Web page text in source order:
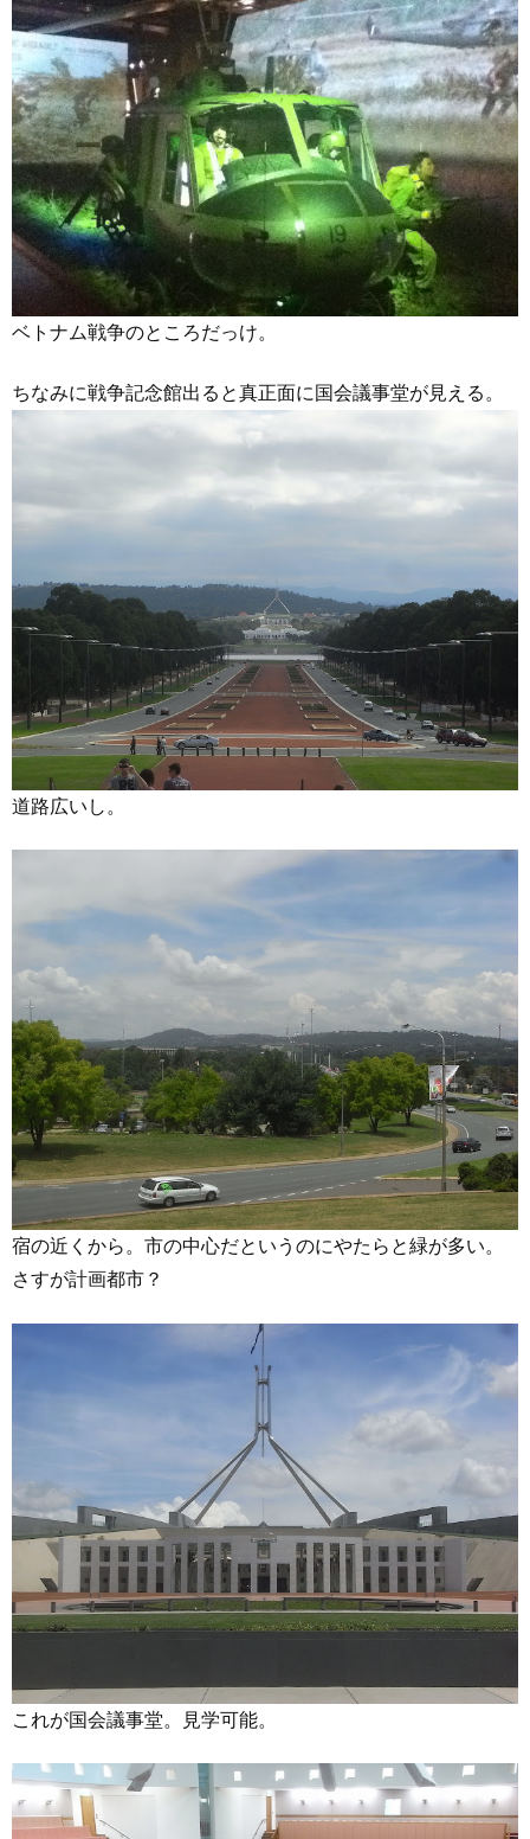
ベトナム戦争のところだっけ。
ちなみに戦争記念館出ると真正面に国会議事堂が見える。
道路広いし。
宿の近くから。市の中心だというのにやたらと緑が多い。
さすが計画都市？
これが国会議事堂。見学可能。